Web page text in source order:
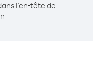
l'en-tête de